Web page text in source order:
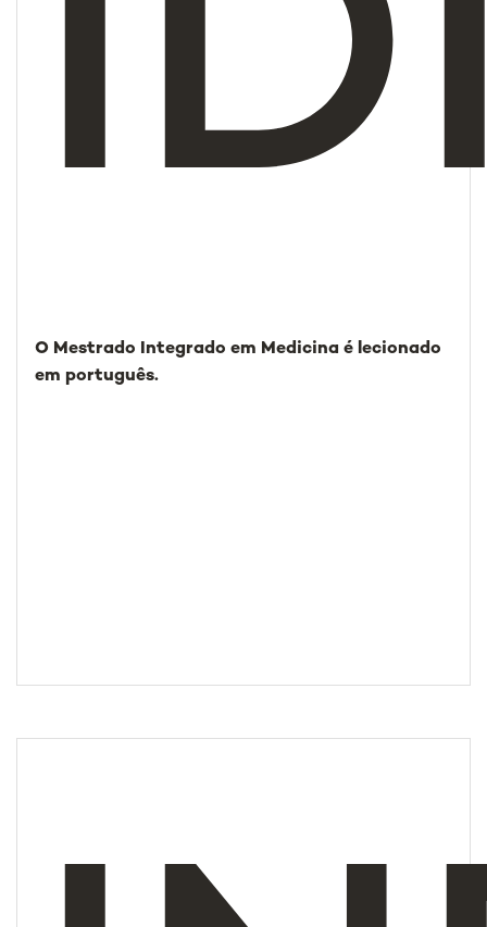
O Mestrado Integrado em Medicina é lecionado
em português.